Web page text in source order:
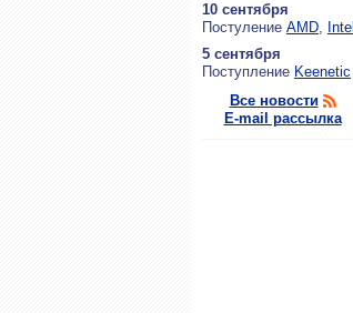
10 сентября
По­сту­ле­ние AMD, Intel
5 сентября
По­ступ­ле­ние Keenetic
Все новости
E-mail рассылка